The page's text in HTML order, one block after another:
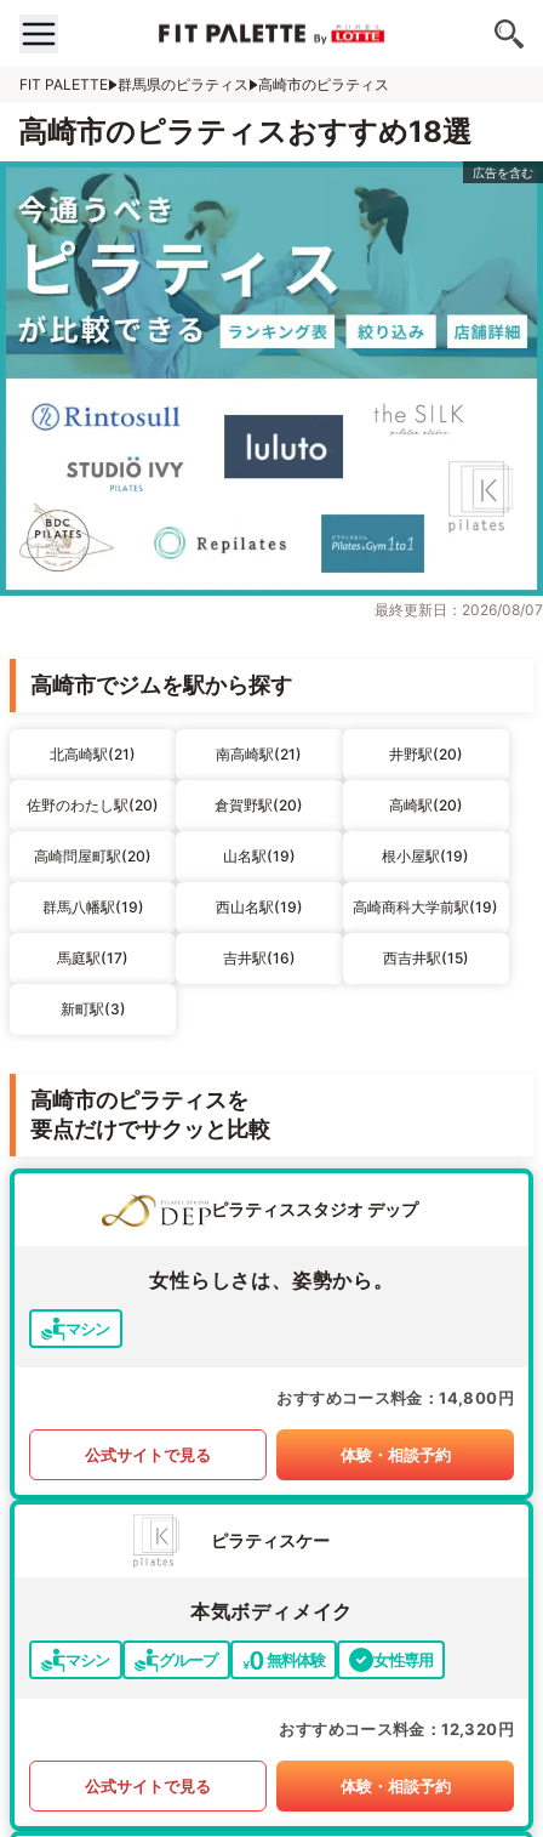
FIT PALETTE 群馬県のピラティス 高崎市のピラティス
高崎市のピラティスおすすめ18選
最終更新日：2026/08/07
高崎市でジムを駅から探す
北高崎駅(21) 南高崎駅(21) 井野駅(20)
佐野のわたし駅(20) 倉賀野駅(20) 高崎駅(20)
高崎問屋町駅(20) 山名駅(19) 根小屋駅(19)
群馬八幡駅(19) 西山名駅(19) 高崎商科大学前駅(19)
馬庭駅(17) 吉井駅(16) 西吉井駅(15)
新町駅(3)
高崎市のピラティスを
要点だけでサクッと比較
ピラティススタジオ デップ
女性らしさは、姿勢から。
マシン
おすすめコース料金 14,800円
公式サイトで見る 体験・相談予約
ピラティスケー
本気ボディメイク
マシン グループ 無料体験 女性専用
おすすめコース料金 12,320円
公式サイトで見る 体験・相談予約